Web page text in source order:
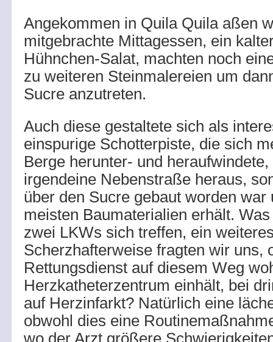
Angekommen in Quila Quila aßen
mitgebrachte Mittagessen, ein
Hühnchen-Salat, machten noch
zu weiteren Steinmalereien um
Sucre anzutreten.
Auch diese gestaltete sich als
einspurige Schotterpiste, die sich
Berge herunter- und
irgendeine Nebenstraße heraus,
über den Sucre gebaut worden war
meisten Baumaterialien erhält.
zwei LKWs sich treffen, ein
Scherzhafterweise fragten wir uns,
Rettungsdienst auf diesem Weg
Herzkatheterzentrum einhält, bei
auf Herzinfarkt? Natürlich eine
obwohl dies eine
wo der Arzt größere